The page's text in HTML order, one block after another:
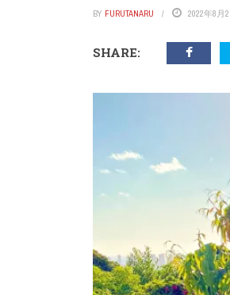
BY FURUTANARU 2022年8月
SHARE: